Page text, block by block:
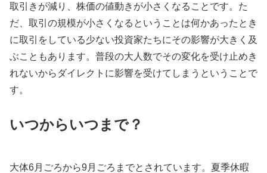
取引きが減り、株価の値動きが小さくなることです。た
だ、取引の規模が小さくなるということは何かあったとき
に取引をしている少ない投資家たちにその影響が大きく及
ぶこともあります。普段の大人数でその変化を受け止めき
れないからダイレクトに影響を受けてしまうということで
す。
いつからいつまで？
大体6月ごろから9月ごろまでとされています。夏季休暇